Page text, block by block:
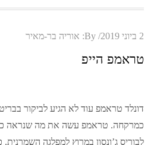
Posted
2 ביוני 2019 By: אוריה בר-מאיר
טראמפ הייפ
דונלד טראמפ עוד לא הגיע לביקור
כמרקחה. טראמפ עשה את מה שנראה
לבוריס ג’ונסון במרוץ למפלגה